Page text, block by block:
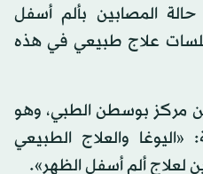
المصابين بألم أسفل
علاج طبيعي في هذه
مركز بوسطن الطبي، وهو
«اليوغا والعلاج الطبيعي
لعلاج ألم أسفل الظهر».